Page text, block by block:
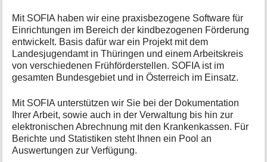
Mit SOFIA haben wir eine praxisbezogene Software für
Einrichtungen im Bereich der kindbezogenen Förderung
entwickelt. Basis dafür war ein Projekt mit dem
Landesjugendamt in Thüringen und einem Arbeitskreis
von verschiedenen Frühförderstellen. SOFIA ist im
gesamten Bundesgebiet und in Österreich im Einsatz.
Mit SOFIA unterstützen wir Sie bei der Dokumentation
Ihrer Arbeit, sowie auch in der Verwaltung bis hin zur
elektronischen Abrechnung mit den Krankenkassen. Für
Berichte und Statistiken steht Ihnen ein Pool an
Auswertungen zur Verfügung.